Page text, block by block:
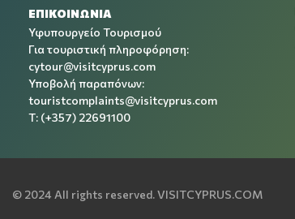
ΕΠΙΚΟΙΝΩΝΙΑ
Υφυπουργείο Τουρισμού
Για τουριστική πληροφόρηση:
cytour@visitcyprus.com
Υποβολή παραπόνων:
touristcomplaints@visitcyprus.com
T: (+357) 22691100
© 2024 All rights reserved.VISITCYPRUS.COM